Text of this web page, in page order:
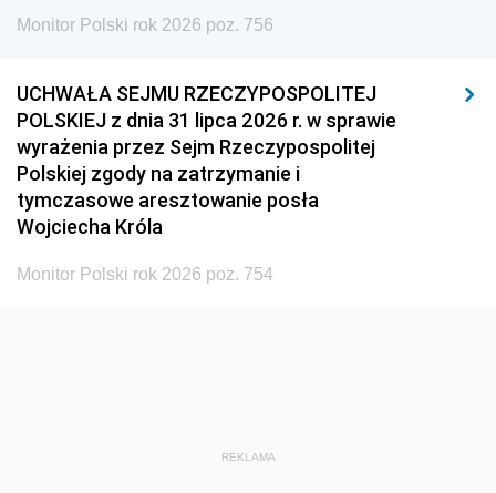
Monitor Polski rok 2026 poz. 756
UCHWAŁA SEJMU RZECZYPOSPOLITEJ
POLSKIEJ z dnia 31 lipca 2026 r. w sprawie
wyrażenia przez Sejm Rzeczypospolitej
Polskiej zgody na zatrzymanie i
tymczasowe aresztowanie posła
Wojciecha Króla
Monitor Polski rok 2026 poz. 754
REKLAMA